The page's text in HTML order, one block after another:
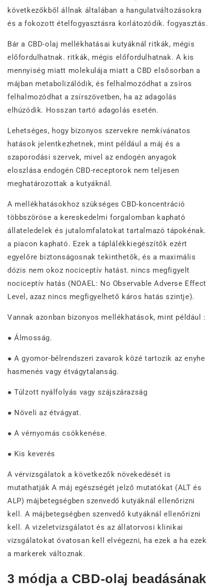
következőkből állnak általában a hangulatváltozásokra
és a fokozott ételfogyasztásra korlátozódik. fogyasztás.
Bár a CBD-olaj mellékhatásai kutyáknál ritkák, mégis
előfordulhatnak. ritkák, mégis előfordulhatnak. A kis
mennyiség miatt molekulája miatt a CBD elsősorban a
májban metabolizálódik, és felhalmozódhat a zsíros
felhalmozódhat a zsírszövetben, ha az adagolás
elhúzódik. Hosszan tartó adagolás esetén.
Lehetséges, hogy bizonyos szervekre nemkívánatos
hatások jelentkezhetnek, mint például a máj és a
szaporodási szervek, mivel az endogén anyagok
eloszlása endogén CBD-receptorok nem teljesen
meghatározottak a kutyáknál.
A mellékhatásokhoz szükséges CBD-koncentráció
többszöröse a kereskedelmi forgalomban kapható
állateledelek és jutalomfalatokat tartalmazó tápokénak.
a piacon kapható. Ezek a táplálékkiegészítők ezért
egyelőre biztonságosnak tekinthetők, és a maximális
dózis nem okoz nociceptív hatást. nincs megfigyelt
nociceptív hatás (NOAEL: No Observable Adverse Effect
Level, azaz nincs megfigyelhető káros hatás szintje).
Vannak azonban bizonyos mellékhatások, mint például :
● Álmosság.
● A gyomor-bélrendszeri zavarok közé tartozik az enyhe
hasmenés vagy étvágytalanság.
● Túlzott nyálfolyás vagy szájszárazság
● Növeli az étvágyat.
● A vérnyomás csökkenése.
● Kis keverés
A vérvizsgálatok a következők növekedését is
mutathatják A máj egészségét jelző mutatókat (ALT és
ALP) májbetegségben szenvedő kutyáknál ellenőrizni
kell. A májbetegségben szenvedő kutyáknál ellenőrizni
kell. A vizeletvizsgálatot és az állatorvosi klinikai
vizsgálatokat óvatosan kell elvégezni, ha ezek a ha ezek
a markerek változnak.
3 módja a CBD-olaj beadásának